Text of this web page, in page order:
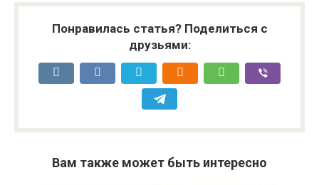
Понравилась статья? Поделиться с
друзьями:
Вам также может быть интересно